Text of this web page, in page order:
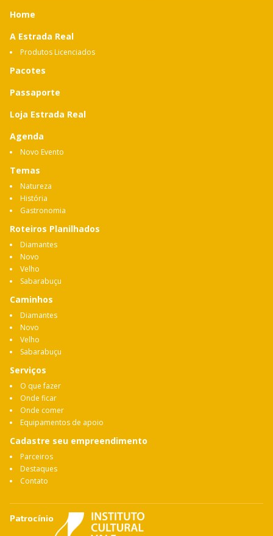
Home
A Estrada Real
Produtos Licenciados
Pacotes
Passaporte
Loja Estrada Real
Agenda
Novo Evento
Temas
Natureza
História
Gastronomia
Roteiros Planilhados
Diamantes
Novo
Velho
Sabarabuçu
Caminhos
Diamantes
Novo
Velho
Sabarabuçu
Serviços
O que fazer
Onde ficar
Onde comer
Equipamentos de apoio
Cadastre seu empreendimento
Parceiros
Destaques
Contato
Patrocínio